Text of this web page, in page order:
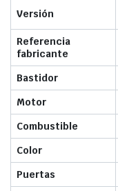
Versión
Referencia
fabricante
Bastidor
Motor
Combustible
Color
Puertas